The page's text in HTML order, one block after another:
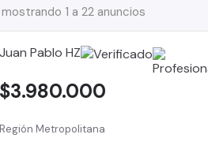
1 a 22 anuncios
Juan Pablo HZ
Región Metropolitana
$3.980.000